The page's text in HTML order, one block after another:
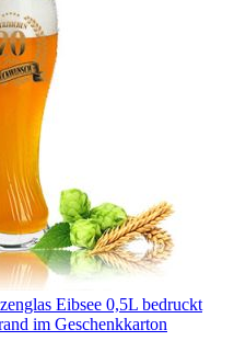
Eibsee 0,5L bedruckt
im Geschenkkarton